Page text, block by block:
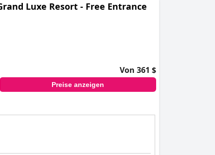
Luxe Resort - Free Entrance
Von 361 $
Preise anzeigen